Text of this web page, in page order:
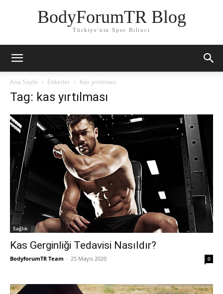
BodyForumTR Blog
Türkiye'nin Spor Bilinci
Ana Sayfa Etiketler Kas yırtılması
Tag: kas yırtılması
Sağlık
Kas Gerginliği Tedavisi Nasıldır?
BodyforumTR Team - 25 Mayıs 2020 0